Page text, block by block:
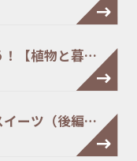
！【植物と暮…
イーツ（後編…